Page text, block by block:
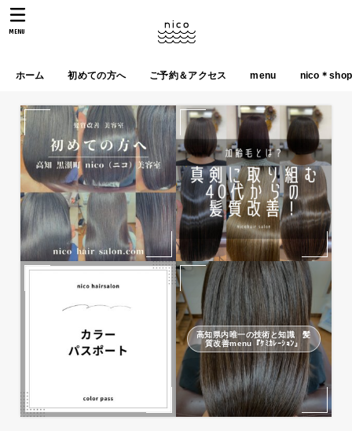
ホーム 初めての方へ ご予約＆アクセス menu nico＊shop
MENU
高知県内唯一の技術と知識 髪
質改善menu『ｹﾐｶﾚｰｼｮﾝ』